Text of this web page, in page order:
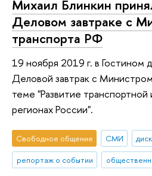
Михаил Блинкин
Деловом завтраке с
транспорта РФ
19 ноября 2019 г. в Гостином
Деловой завтрак с
теме "Развитие транспортной
регионах России".
Свободное общение СМИ
репортаж о событии